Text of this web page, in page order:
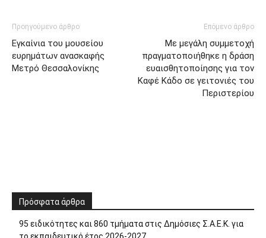
Προηγούμενο άρθρο
Εγκαίνια του μουσείου
ευρημάτων ανασκαφής
Μετρό Θεσσαλονίκης
Επόμενο άρθρο
Με μεγάλη συμμετοχή
πραγματοποιήθηκε η δράση
ευαισθητοποίησης για τον
Καφέ Κάδο σε γειτονιές του
Περιστερίου